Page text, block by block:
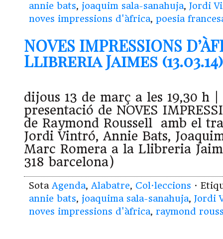
annie bats, joaquim sala-sanahuja, Jordi
noves impressions d'àfrica, poesia
NOVES IMPRESSIONS
Llibreria Jaimes (13.03.14)
dijous 13 de març a les 19,30 h |
presentació de NOVES
de Raymond Roussell amb el
Jordi Vintró, Annie Bats,
Marc Romera a la Llibreria
318 barcelona)
Sota Agenda, Alabatre, Col·leccions ·
annie bats, joaquima sala-sanahuja, Jordi
noves impressions d'àfrica, raymond